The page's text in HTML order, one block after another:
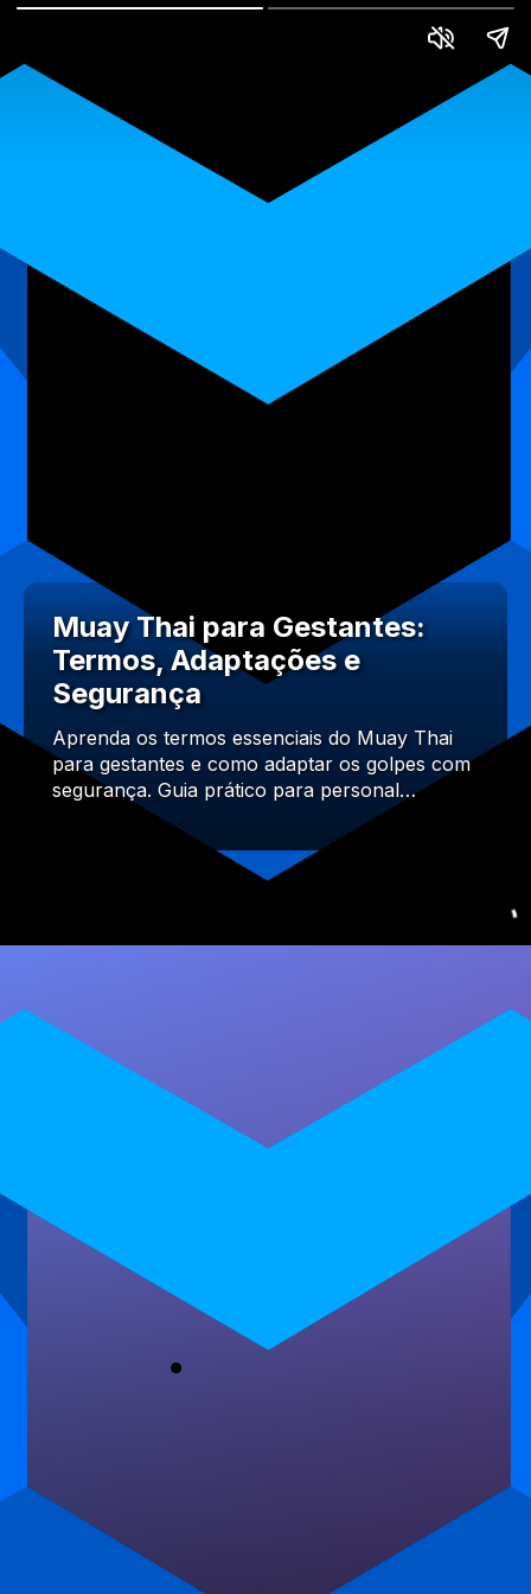
Muay Thai para Gestantes:
Termos, Adaptações e
Segurança
Aprenda os termos essenciais do Muay Thai
para gestantes e como adaptar os golpes com
segurança. Guia prático para personal…